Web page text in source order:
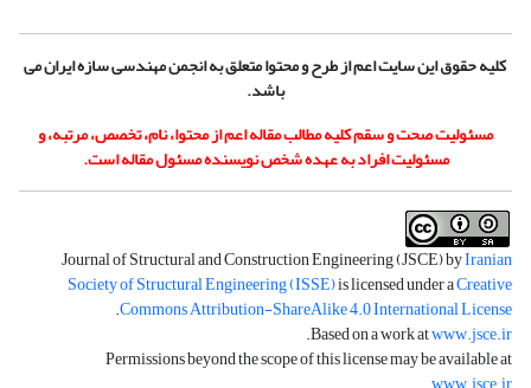
کلیه حقوق این سایت اعم از طرح و محتوا متعلق به انجمن مهندسی سازه ایران می
باشد.
مسئولیت صحت و سقم کلیه مطالب مقاله اعم از محتوا، نام، تخصص، مرتبه، و
مسئولیت افراد به عهده شخص نویسنده مسئول مقاله است.
Journal of Structural and Construction Engineering (JSCE) byIranian
Society of Structural Engineering (ISSE)is licensed under aCreative
Commons Attribution-ShareAlike 4.0 International License
.
Based on a work atwww.jsce.ir
.
Permissions beyond the scope of this license may be available at